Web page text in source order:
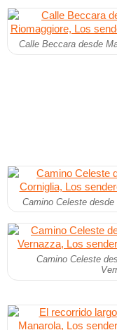
Calle Beccara desde
Camino Celeste
Camino Celeste